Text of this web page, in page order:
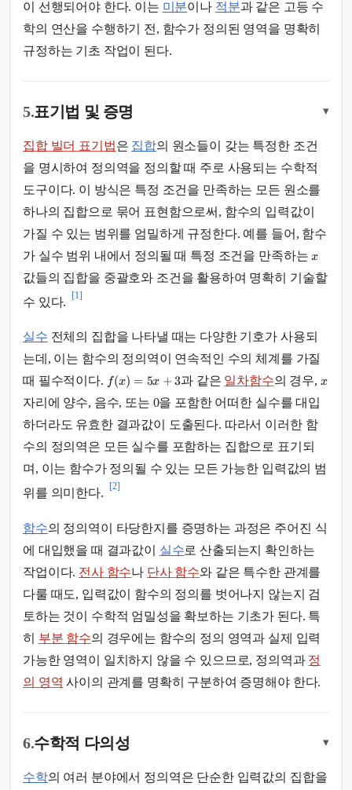
이 선행되어야 한다. 이는 미분이나 적분과 같은 고등 수
학의 연산을 수행하기 전, 함수가 정의된 영역을 명확히
규정하는 기초 작업이 된다.
5.표기법 및 증명 ▾
집합 빌더 표기법은 집합의 원소들이 갖는 특정한 조건
을 명시하여 정의역을 정의할 때 주로 사용되는 수학적
도구이다. 이 방식은 특정 조건을 만족하는 모든 원소를
하나의 집합으로 묶어 표현함으로써, 함수의 입력값이
가질 수 있는 범위를 엄밀하게 규정한다. 예를 들어, 함수
가 실수 범위 내에서 정의될 때 특정 조건을 만족하는x
값들의 집합을 중괄호와 조건을 활용하여 명확히 기술할
수 있다.
[1]
실수 전체의 집합을 나타낼 때는 다양한 기호가 사용되
는데, 이는 함수의 정의역이 연속적인 수의 체계를 가질
때 필수적이다. f(x) = 5x +3과 같은 일차함수의 경우, x
자리에 양수, 음수, 또는 0을 포함한 어떠한 실수를 대입
하더라도 유효한 결과값이 도출된다. 따라서 이러한 함
수의 정의역은 모든 실수를 포함하는 집합으로 표기되
며, 이는 함수가 정의될 수 있는 모든 가능한 입력값의 범
위를 의미한다.
[2]
함수의 정의역이 타당한지를 증명하는 과정은 주어진 식
에 대입했을 때 결과값이 실수로 산출되는지 확인하는
작업이다. 전사 함수나 단사 함수와 같은 특수한 관계를
다룰 때도, 입력값이 함수의 정의를 벗어나지 않는지 검
토하는 것이 수학적 엄밀성을 확보하는 기초가 된다. 특
히 부분 함수의 경우에는 함수의 정의 영역과 실제 입력
가능한 영역이 일치하지 않을 수 있으므로, 정의역과 정
의 영역 사이의 관계를 명확히 구분하여 증명해야 한다.
6.수학적 다의성 ▾
수학의 여러 분야에서 정의역은 단순한 입력값의 집합을